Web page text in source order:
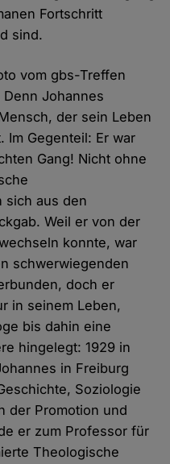
Fortschritt
sind.
vom gbs-Treffen
Johannes
der sein Leben
Im Gegenteil: Er war
Gang! Nicht ohne
sich aus den
Weil er von der
konnte, war
schwerwiegenden
doch er
in seinem Leben,
bis dahin eine
hingelegt: 1929 in
in Freiburg
Soziologie
der Promotion und
er zum Professor für
Theologische